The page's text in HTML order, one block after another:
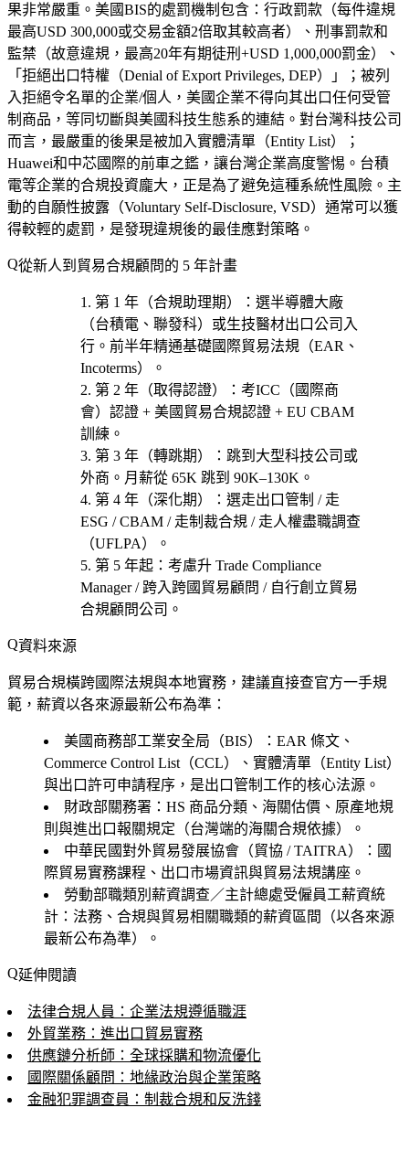
果非常嚴重。美國BIS的處罰機制包含：行政罰款（每件違規
最高USD 300,000或交易金額2倍取其較高者）、刑事罰款和
監禁（故意違規，最高20年有期徒刑+USD 1,000,000罰金）、
「拒絕出口特權（Denial of Export Privileges, DEP）」；被列
入拒絕令名單的企業/個人，美國企業不得向其出口任何受管
制商品，等同切斷與美國科技生態系的連結。對台灣科技公司
而言，最嚴重的後果是被加入實體清單（Entity List）；
Huawei和中芯國際的前車之鑑，讓台灣企業高度警惕。台積
電等企業的合規投資龐大，正是為了避免這種系統性風險。主
動的自願性披露（Voluntary Self-Disclosure, VSD）通常可以獲
得較輕的處罰，是發現違規後的最佳應對策略。
從新人到貿易合規顧問的 5 年計畫
第 1 年（合規助理期） ：選半導體大廠
（台積電、聯發科）或生技醫材出口公司 入
行。前半年精通基礎國際貿易法規（EAR、
Incoterms）。
第 2 年（取得認證）
：考ICC（國際商
會）認證 + 美國貿易合規認證 + EU CBAM
訓練 。
第 3 年（轉跳期）
：跳到大型科技公司或
外商。月薪從 65K 跳到 90K–130K。
第 4 年（深化期）
：選走出口管制 / 走
ESG / CBAM / 走制裁合規 / 走人權盡職調查
（UFLPA）
。
第 5 年起 ：考慮升 Trade Compliance
Manager / 跨入跨國貿易顧問 / 自行創立貿易
合規顧問公司 。
資料來源
貿易合規橫跨國際法規與本地實務，建議直接查官方一手規
範，薪資以各來源最新公布為準：
美國商務部工業安全局（BIS）
：EAR 條文、
Commerce Control List（CCL）、實體清單（Entity List）
與出口許可申請程序，是出口管制工作的核心法源。
財政部關務署 ：HS 商品分類、海關估價、原產地規
則與進出口報關規定（台灣端的海關合規依據）。
中華民國對外貿易發展協會（貿協 / TAITRA）
：國
際貿易實務課程、出口市場資訊與貿易法規講座。
勞動部職類別薪資調查／主計總處受僱員工薪資統
計 ：法務、合規與貿易相關職類的薪資區間（以各來源
最新公布為準）。
延伸閱讀
法律合規人員：企業法規遵循職涯
外貿業務：進出口貿易實務
供應鏈分析師：全球採購和物流優化
國際關係顧問：地緣政治與企業策略
金融犯罪調查員：制裁合規和反洗錢